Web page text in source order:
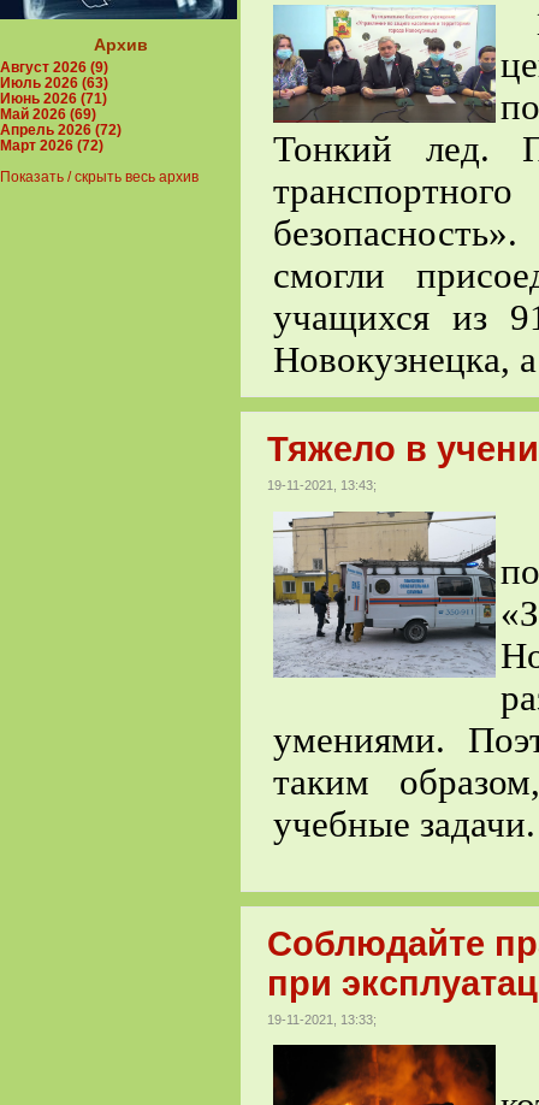
Тонкий лед.
смогли
учащихся из
Новокузнецка,
Тяжело в
19-11-2021, 13:43;
умениями.
таким
учебные задачи.
Соблюдайте
при
19-11-2021, 13:33;
Архив
Август 2026 (9)
Июль 2026 (63)
Июнь 2026 (71)
Май 2026 (69)
Апрель 2026 (72)
Март 2026 (72)
Показать / скрыть весь архив